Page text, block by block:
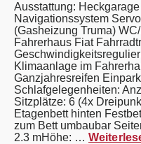
Ausstattung:
Navigationssystem
(Gasheizung Truma)
Fahrerhaus Fiat
Klimaanlage im
Ganzjahresreifen
Schlafgelegenheiten:
Sitzplätze: 6 (4x
Etagenbett hinten
zum Bett umbaubar
2.3 mHöhe: …